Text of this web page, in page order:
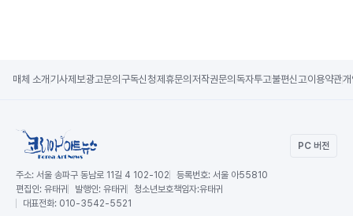
매체 소개 기사제보광고문의 구독신청제휴문의 저작권문의 독자투고불편신고이용약관
PC 버전
주소: 서울 송파구 동남로 11길 4 102-102 등록번호: 서울 아55810
편집인: 유태귀 발행인: 유태귀 청소년보호책임자:유태귀
대표전화: 010-3542-5521